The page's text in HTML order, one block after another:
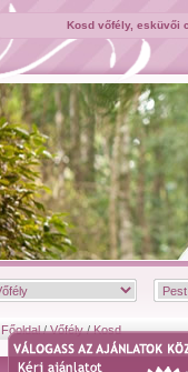
Kosd vőfély, esküvői
Főoldal/Vőfély/Kosd